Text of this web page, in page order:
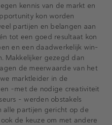
kennis van de markt en
kon worden
partijen en belangen aan
tot een goed resultaat kon
en een daadwerkelijk win-
Makkelijker gezegd dan
de meerwaarde van het
marktleider in de
-met de nodige creativiteit
– werden obstakels
alle partijen gericht op de
de keuze om met andere